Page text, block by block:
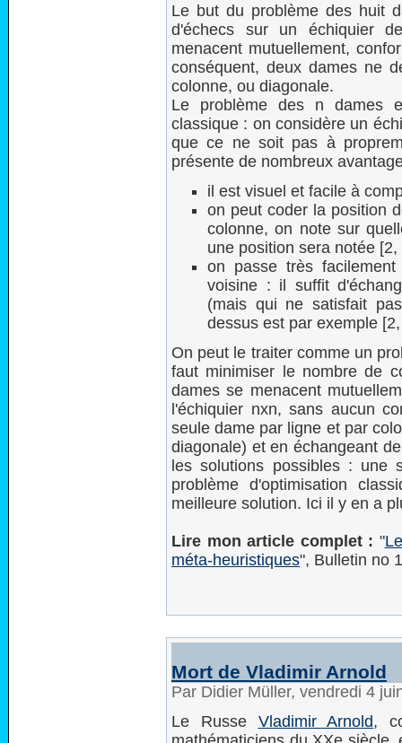
Le but du problème des huit
d'échecs sur un échiquier
menacent mutuellement,
conséquent, deux dames ne
colonne, ou diagonale.
Le problème des n dames
classique : on considère un
que ce ne soit pas à
présente de nombreux
il est visuel et facile à
on peut coder la position
colonne, on note sur
une position sera notée
on passe très
voisine : il suffit
(mais qui ne satisfait
dessus est par exemple
On peut le traiter comme un
faut minimiser le nombre de
dames se menacent
l'échiquier nxn, sans aucun
seule dame par ligne et par
diagonale) et en échangeant
les solutions possibles : une
problème d'optimisation
meilleure solution. Ici il y en a
Lire mon article complet : "
méta-heuristiques", Bulletin no
Mort de Vladimir Arnold
Par Didier Müller, vendredi 4
Le Russe Vladimir Arnold,